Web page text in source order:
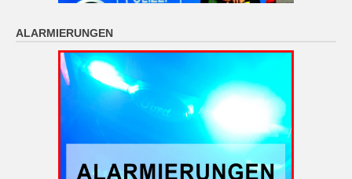
ALARMIERUNGEN